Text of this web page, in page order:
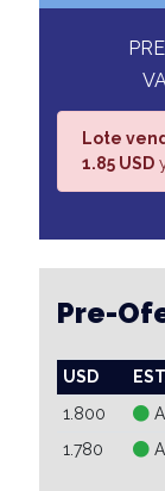
Lote
1.85 USD
Pre-
USD
1.800
1.780